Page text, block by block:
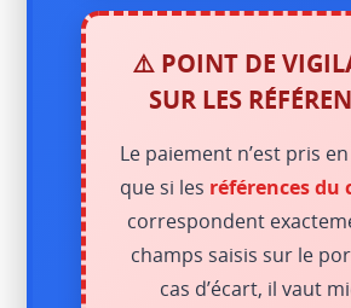
⚠️ POINT DE
SUR LES
Le paiement n’est pris
que si les références du
correspondent
champs saisis sur le
cas d’écart, il vaut